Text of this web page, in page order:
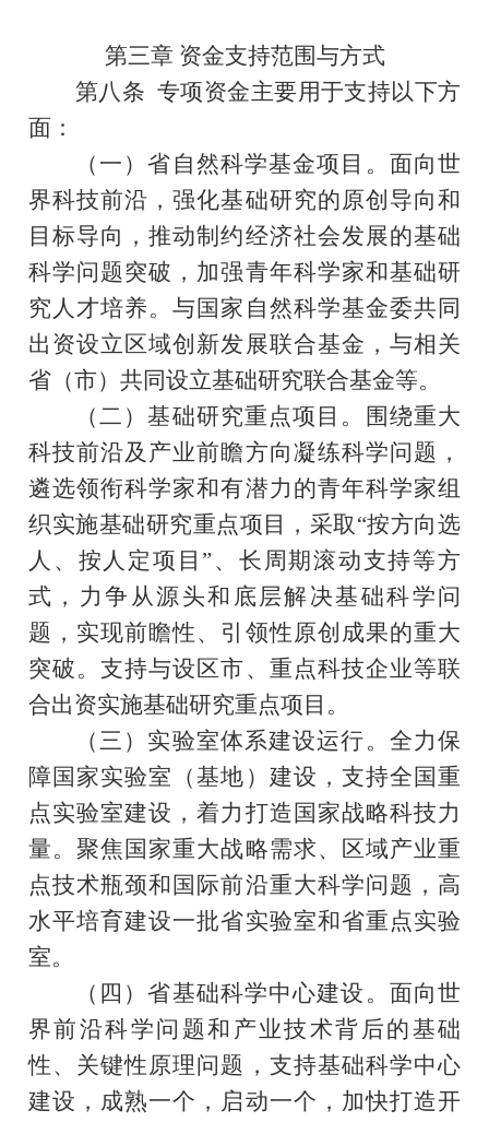
第三章 资金支持范围与方式
第八条 专项资金主要用于支持以下方
面：
（一）省自然科学基金项目 。面向世
界科技前沿，强化基础研究的原创导向和
目标导向，推动制约经济社会发展的基础
科学问题突破 ， 加强青年科学家和基础研
究人才培养。与国家自然科学基金委共同
出资设立区域创新发展联合基金，与相关
省（市）共同设立基础研究联合基金等。
（二）基础研究重点项目。围绕重大
科技前沿及产业前瞻方向凝练科学问题，
遴选领衔科学家和有潜力的青年科学家组
织实施基础研究重点项目，采取 “按方向选
人、按人定项目”、长周期滚动支持等方
式，力争从源头和底层解决基础科学问
题，实现前瞻性、引领性原创成果的重大
突破。支持与设区市、 重点科技企业等联
合出资实施基础研究重点项目。
（三）实验室体系建设运行。全力保
障国家实验室 （基地） 建设， 支持全国重
点实验室建设，着力打造国家战略科技力
量。聚焦国家重大战略需求、区域产业重
点技术瓶颈和国际前沿重大科学问题，高
水平培育建设一批省实验室和省重点实验
室。
（四）省基础科学中心建设。面向世
界前沿科学问题和产业技术背后的基础
性、关键性原理问题， 支持基础科学中心
建设 ， 成熟一个，启动一个， 加快打造开